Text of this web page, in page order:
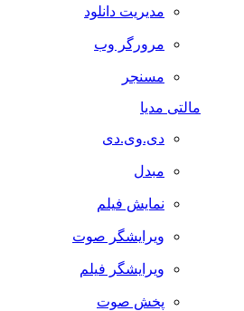
مدیریت دانلود
مرورگر وب
مسنجر
مالتی مدیا
دی.وی.دی
مبدل
نمایش فیلم
ویرایشگر صوت
ویرایشگر فیلم
پخش صوت